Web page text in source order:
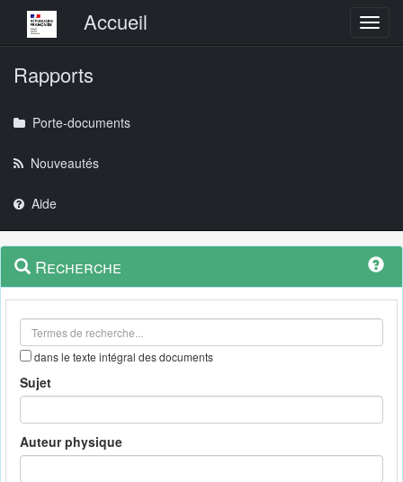
Menu principalAccueil
Rapports
Porte-documents
Nouveautés
Aide
Navigation
outils
Menu
contextuel
Recherche
dans le texte intégral des documents
Sujet
Auteur physique